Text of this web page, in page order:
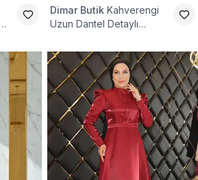
Dimar Butik Kahverengi
Uzun Dantel Detaylı